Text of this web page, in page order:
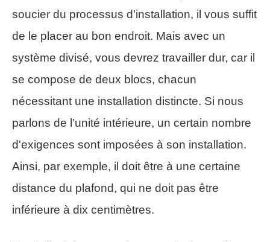
soucier du processus d'installation, il vous suffit
de le placer au bon endroit. Mais avec un
système divisé, vous devrez travailler dur, car il
se compose de deux blocs, chacun
nécessitant une installation distincte. Si nous
parlons de l'unité intérieure, un certain nombre
d'exigences sont imposées à son installation.
Ainsi, par exemple, il doit être à une certaine
distance du plafond, qui ne doit pas être
inférieure à dix centimètres.